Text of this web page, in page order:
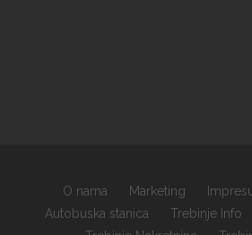
O nama Marketing
Autobuska stanica
Trebinje Info